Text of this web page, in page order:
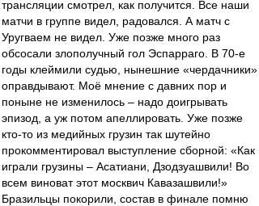
трансляции смотрел, как получится. Все наши
матчи в группе видел, радовался. А матч с
Уругваем не видел. Уже позже много раз
обсосали злополучный гол Эспарраго. В 70-е
годы клеймили судью, нынешние «чердачники»
оправдывают. Моё мнение с давних пор и
поныне не изменилось – надо доигрывать
эпизод, а уж потом апеллировать. Уже позже
кто-то из медийных грузин так шутейно
прокомментировал выступление сборной: «Как
играли грузины – Асатиани, Дзодзуашвили! Во
всем виноват этот москвич Кавазашвили!»
Бразильцы покорили, состав в финале помню